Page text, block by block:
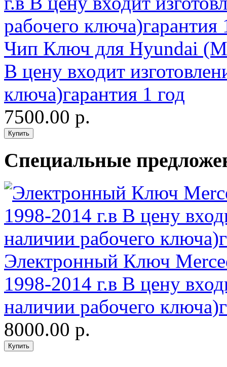
Чип Ключ для Hyundai
В цену входит
ключа)гарантия 1 год
7500.00 р.
Специальные
Электронный Ключ
1998-2014 г.в В цену
наличии рабочего
8000.00 р.